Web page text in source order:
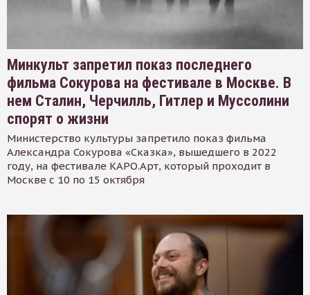
Минкульт запретил показ последнего
фильма Сокурова на фестивале в Москве. В
нем Сталин, Черчилль, Гитлер и Муссолини
спорят о жизни
Министерство культуры запретило показ фильма
Александра Сокурова «Сказка», вышедшего в 2022
году, на фестивале КАРО.Арт, который проходит в
Москве с 10 по 15 октября